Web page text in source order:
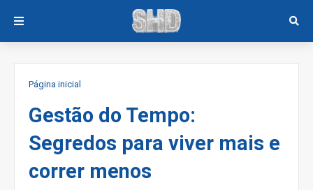
Página inicial
Gestão do Tempo:
Segredos para viver mais e
correr menos